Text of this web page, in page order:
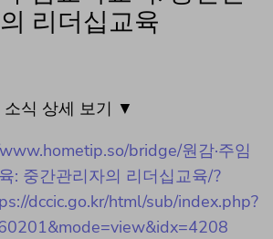
리더십교육
소식 상세 보기 ▼
bridge/원감·주임
: 중간관리자의 리더십교육/?
dccic.go.kr/html/sub/index.php?